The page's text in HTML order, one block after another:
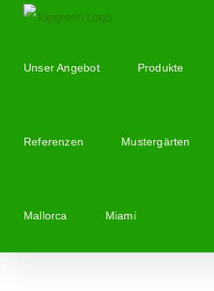
springenUnser Angebot Produkte
Referenzen Mustergärten
Mallorca Miami